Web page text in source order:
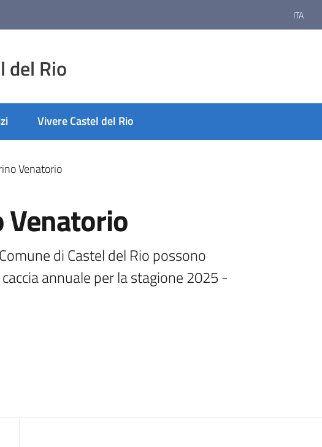
ITA
del Rio
Vivere Castel del Rio
Venatorio
Venatorio
di Castel del Rio possono
annuale per la stagione 2025 -